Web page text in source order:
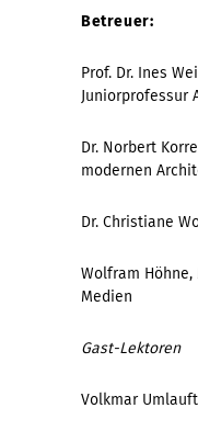
Betreuer:
Prof. Dr. Ines
Juniorprofessur
Dr. Norbert
modernen
Dr. Christiane
Wolfram
Medien
Gast-Lektoren
Volkmar